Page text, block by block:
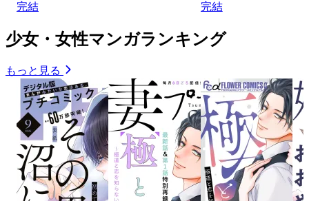
完結 完結
少女・女性マンガランキング
もっと見る